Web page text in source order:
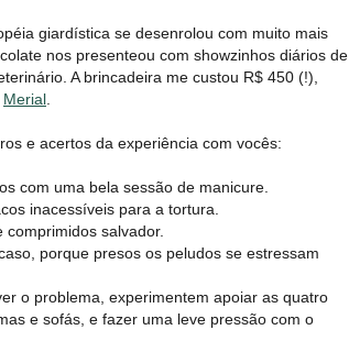
giardística se desenrolou com muito mais
nos presenteou com showzinhos diários de
A brincadeira me custou R$ 450 (!),
Merial
e acertos da experiência com vocês:
com uma bela sessão de manicure.
inacessíveis para a tortura.
salvador.
porque presos os peludos se estressam
o problema, experimentem apoiar as quatro
e sofás, e fazer uma leve pressão com o